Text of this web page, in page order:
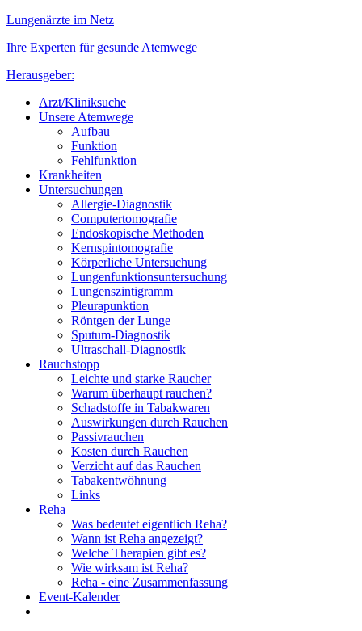
Lungenärzte im Netz
Ihre Experten für gesunde Atemwege
Herausgeber:
Arzt/Kliniksuche
Unsere Atemwege
Aufbau
Funktion
Fehlfunktion
Krankheiten
Untersuchungen
Allergie-Diagnostik
Computertomografie
Endoskopische Methoden
Kernspintomografie
Körperliche Untersuchung
Lungenfunktionsuntersuchung
Lungenszintigramm
Pleurapunktion
Röntgen der Lunge
Sputum-Diagnostik
Ultraschall-Diagnostik
Rauchstopp
Leichte und starke Raucher
Warum überhaupt rauchen?
Schadstoffe in Tabakwaren
Auswirkungen durch Rauchen
Passivrauchen
Kosten durch Rauchen
Verzicht auf das Rauchen
Tabakentwöhnung
Links
Reha
Was bedeutet eigentlich Reha?
Wann ist Reha angezeigt?
Welche Therapien gibt es?
Wie wirksam ist Reha?
Reha - eine Zusammenfassung
Event-Kalender